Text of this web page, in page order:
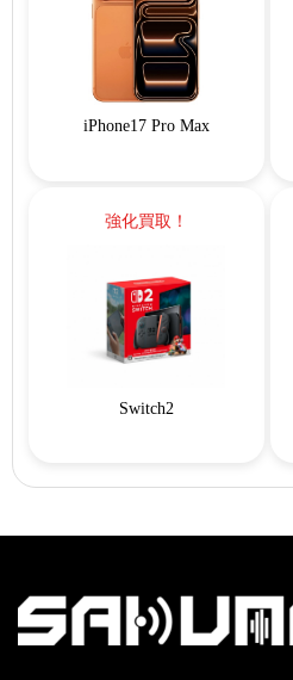
iPhone17 Pro Max
強化買取！
Switch2